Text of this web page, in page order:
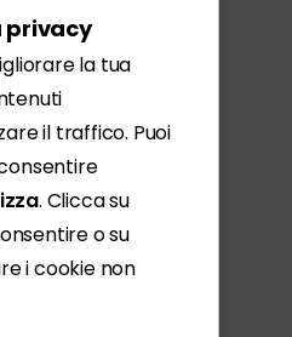
l'App
privacy
la tua
il traffico. Puoi
. Clicca su
o su
i cookie non